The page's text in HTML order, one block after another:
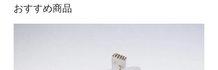
おすすめ商品